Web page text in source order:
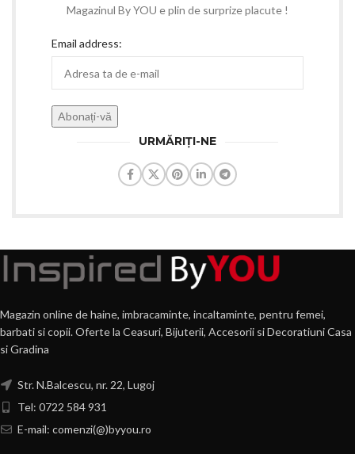
Magazinul By YOU e plin de surprize placute !
Email address:
URMĂRIȚI-NE
Magazin online de haine, imbracaminte, incaltaminte, pentru femei,
barbati si copii. Oferte la Ceasuri, Bijuterii, Accesorii si Decoratiuni Casa
si Gradina
Str. N.Balcescu, nr. 22, Lugoj
Tel: 0722 584 931
E-mail: comenzi(@)byyou.ro